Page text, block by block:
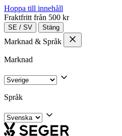
Hoppa till innehåll
Fraktfritt från 500 kr
SE / SV Stäng
Marknad & Språk
Marknad
Språk